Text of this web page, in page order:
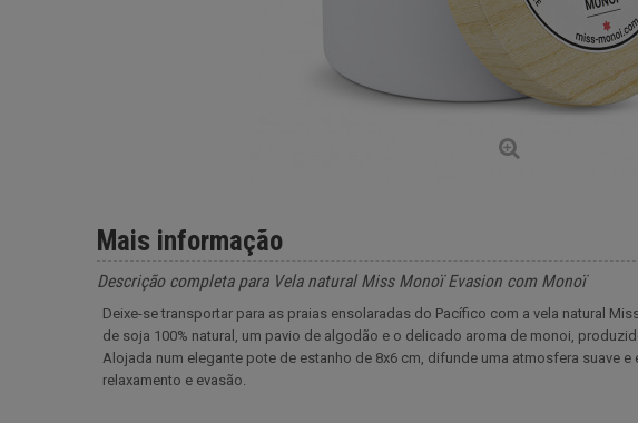
Mais informação
Descrição completa para Vela natural Miss Monoï Evasion com Monoï
Deixe-se transportar para as praias ensolaradas do Pacífico com a vela natural
de soja 100% natural, um pavio de algodão e o delicado aroma de monoi,
Alojada num elegante pote de estanho de 8x6 cm, difunde uma atmosfera suave
relaxamento e evasão.